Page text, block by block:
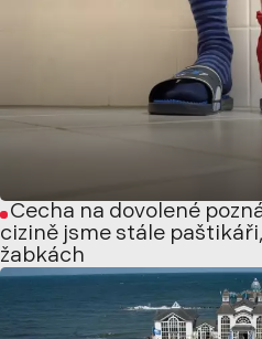
Čecha na dovolené
cizině jsme stále
žabkách